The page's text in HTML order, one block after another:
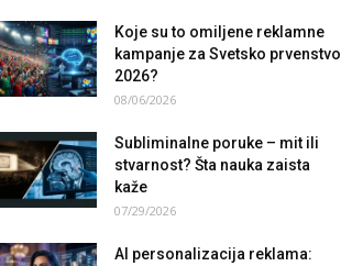
Koje su to omiljene reklamne
kampanje za Svetsko prvenstvo
2026?
08/06/2026
Subliminalne poruke – mit ili
stvarnost? Šta nauka zaista
kaže
07/29/2026
AI personalizacija reklama: